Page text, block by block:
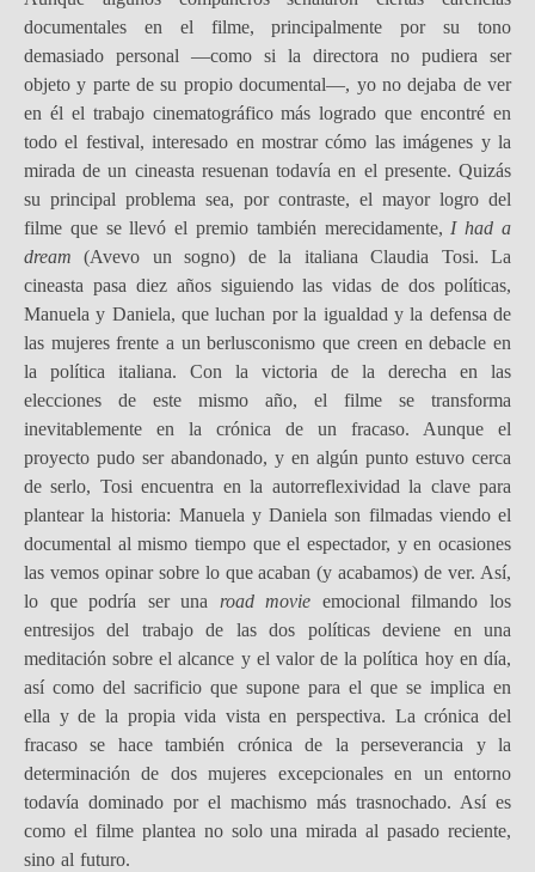
documentales en el filme, principalmente por su tono
demasiado personal —como si la directora no pudiera ser
objeto y parte de su propio documental—, yo no dejaba de ver
en él el trabajo cinematográfico más logrado que encontré en
todo el festival, interesado en mostrar cómo las imágenes y la
mirada de un cineasta resuenan todavía en el presente. Quizás
su principal problema sea, por contraste, el mayor logro del
filme que se llevó el premio también merecidamente, I had a
dream(Avevo un sogno) de la italiana Claudia Tosi. La
cineasta pasa diez años siguiendo las vidas de dos políticas,
Manuela y Daniela, que luchan por la igualdad y la defensa de
las mujeres frente a un berlusconismo que creen en debacle en
la política italiana. Con la victoria de la derecha en las
elecciones de este mismo año, el filme se transforma
inevitablemente en la crónica de un fracaso. Aunque el
proyecto pudo ser abandonado, y en algún punto estuvo cerca
de serlo, Tosi encuentra en la autorreflexividad la clave para
plantear la historia: Manuela y Daniela son filmadas viendo el
documental al mismo tiempo que el espectador, y en ocasiones
las vemos opinar sobre lo que acaban (y acabamos) de ver. Así,
lo que podría ser una road movie emocional filmando los
entresijos del trabajo de las dos políticas deviene en una
meditación sobre el alcance y el valor de la política hoy en día,
así como del sacrificio que supone para el que se implica en
ella y de la propia vida vista en perspectiva. La crónica del
fracaso se hace también crónica de la perseverancia y la
determinación de dos mujeres excepcionales en un entorno
todavía dominado por el machismo más trasnochado. Así es
como el filme plantea no solo una mirada al pasado reciente,
sino al futuro.